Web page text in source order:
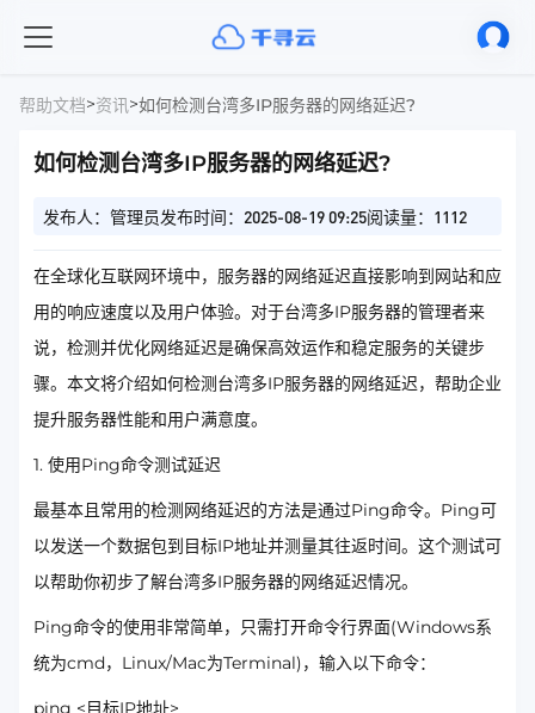
帮助文档>资讯>如何检测台湾多IP服务器的网络延迟?
如何检测台湾多IP服务器的网络延迟?
发布人：管理员发布时间：2025-08-19 09:25阅读量：1112
在全球化互联网环境中，服务器的网络延迟直接影响到网站和应
用的响应速度以及用户体验。对于台湾多IP服务器的管理者来
说，检测并优化网络延迟是确保高效运作和稳定服务的关键步
骤。本文将介绍如何检测台湾多IP服务器的网络延迟，帮助企业
提升服务器性能和用户满意度。
1. 使用Ping命令测试延迟
最基本且常用的检测网络延迟的方法是通过Ping命令。Ping可
以发送一个数据包到目标IP地址并测量其往返时间。这个测试可
以帮助你初步了解台湾多IP服务器的网络延迟情况。
Ping命令的使用非常简单，只需打开命令行界面(Windows系
统为cmd，Linux/Mac为Terminal)，输入以下命令：
ping <目标IP地址>